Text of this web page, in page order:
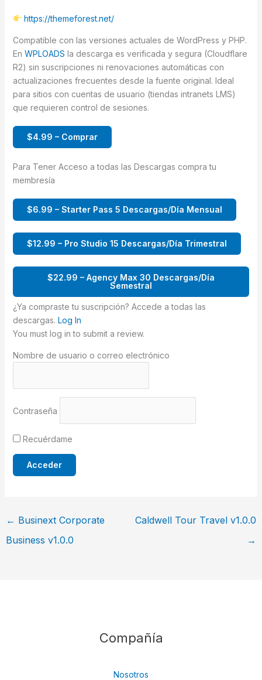
https://themeforest.net/
Compatible con las versiones actuales de WordPress y PHP.
En WPLOADS la descarga es verificada y segura (Cloudflare
R2) sin suscripciones ni renovaciones automáticas con
actualizaciones frecuentes desde la fuente original. Ideal
para sitios con cuentas de usuario (tiendas intranets LMS)
que requieren control de sesiones.
$4.99 – Comprar
Para Tener Acceso a todas las Descargas compra tu
membresía
$6.99 – Starter Pass 5 Descargas/Día Mensual
$12.99 – Pro Studio 15 Descargas/Día Trimestral
$22.99 – Agency Max 30 Descargas/Día
Semestral
¿Ya compraste tu suscripción? Accede a todas las
descargas. Log In
You must log in to submit a review.
Nombre de usuario o correo electrónico
Contraseña
Recuérdame
← Businext Corporate
Business v1.0.0
Caldwell Tour Travel v1.0.0
→
Compañía
Nosotros